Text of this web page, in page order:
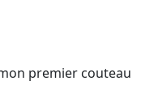
premier couteau